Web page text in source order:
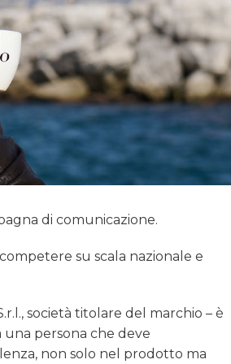
di comunicazione.
su scala nazionale e
società titolare del marchio – è
persona che deve
non solo nel prodotto ma